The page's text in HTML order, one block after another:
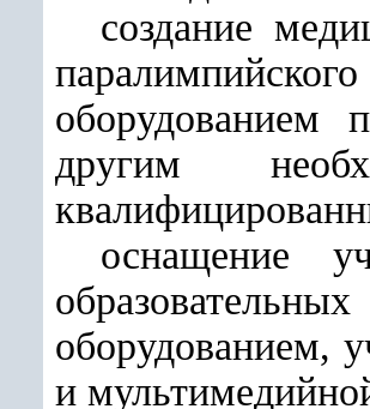
создание
оборудованием
другим
оснащение
оборудованием,
и